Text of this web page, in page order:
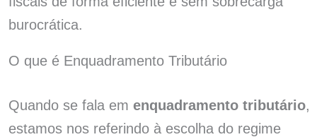
burocrática.
O que é Enquadramento Tributário
Quando se fala em enquadramento tributário,
estamos nos referindo à escolha do regime